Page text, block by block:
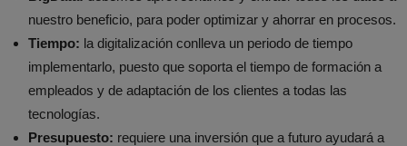
nuestro beneficio, para poder optimizar y ahorrar en procesos.
Tiempo: la digitalización conlleva un periodo de tiempo
implementarlo, puesto que soporta el tiempo de formación a
empleados y de adaptación de los clientes a todas las
tecnologías.
Presupuesto: requiere una inversión que a futuro ayudará a